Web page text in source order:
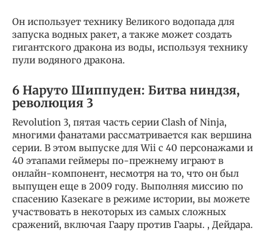
Он использует технику Великого водопада для
запуска водных ракет, а также может создать
гигантского дракона из воды, используя технику
пули водяного дракона.
6 Наруто Шиппуден: Битва ниндзя,
революция 3
Revolution 3, пятая часть серии Clash of Ninja,
многими фанатами рассматривается как вершина
серии. В этом выпуске для Wii с 40 персонажами и
40 этапами геймеры по-прежнему играют в
онлайн-компонент, несмотря на то, что он был
выпущен еще в 2009 году. Выполняя миссию по
спасению Казекаге в режиме истории, вы можете
участвовать в некоторых из самых сложных
сражений, включая Гаару против Гаары. , Дейдара.